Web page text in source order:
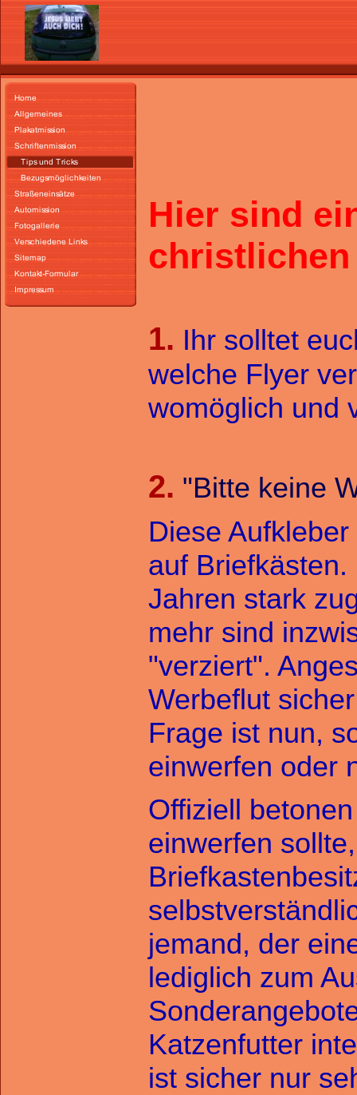
Hier sind
1. Ihr solltet
welche Flyer
womöglich und
2. "Bitte keine
Diese
auf
Jahren stark
mehr sind
"verziert".
Werbeflut
Frage ist nun,
einwerfen oder
Offiziell
einwerfen
jemand, der
lediglich zum
Katzenfutter
ist sicher nur